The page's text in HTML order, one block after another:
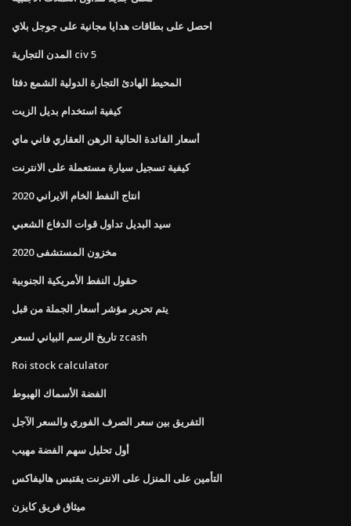
احصل على بطاقات هدايا مجانية على جوجل بلاي
المدن التجارية civ 5
المحيط الهادئ التجارة الدولية الشمع دفئا
كيفية استخدام بديل الزيت
أسعار الفائدة الحالية الرهن العقاري فاني ماي
كيفية تسجيل سيارة مستعملة على الانترنت
انتاج النفط الخام الايراني 2020
سيد البديل تداول قوات الدفاع الشعبي
مخزون المستشفى 2020
حقول النفط الأمريكية الجنوبية
يتم تحرير مؤشر أسعار الجملة من قبل
تاريخ الرسم البياني لسعر zcash
Roi stock calculator
الفضة الأسماك الهبوط
التفريق بين سعر الصرف الفوري والسعر الآجل
أول تحليل سهم الفضة مهيب
التأمين على المنزل على الانترنت يقتبس هاليفاكس
ميثاق فريق كايزن